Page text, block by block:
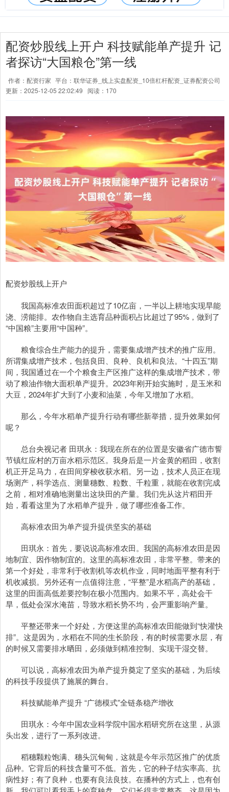
配资炒股线上开户 科技赋能单产提升 记
者探访“大国粮仓”第一线
作者：配资行家 平台：联华证券_线上实盘配资_10倍杠杆配资_证券配资公司
更新：2025-12-05 22:02:49
阅读：170
配资炒股线上开户
我国高标准农田面积超过了10亿亩，一半以上耕地实现旱能
浇、涝能排。农作物自主选育品种面积占比超过了95%，做到了
“中国粮”主要用“中国种”。
粮食综合生产能力的提升，需要集成增产技术的推广应用。
所谓集成增产技术，包括良田、良种、良机和良法。“十四五”期
间，我国通过在一个个粮食主产区推广这样的集成增产技术，带
动了粮油作物大面积单产提升。2023年刚开始实施时，是玉米和
大豆，2024年扩大到了小麦和油菜，今年又增加了水稻。
那么，今年水稻单产提升行动有哪些新举措，提升效果如何
呢？
总台央视记者 田琪永：我现在所在的位置是安徽省广德市誓
节镇红应村的万亩水稻示范区。我身后是一片金黄的稻田，收割
机正开足马力，在田间穿梭收获水稻。另一边，技术人员正在现
场测产，科学选点、测量穗数、粒数、千粒重，就能在收割完成
之前，相对准确地测量出这块田的产量。我们先从这片稻田开
始，看看这里为了水稻单产提升，做了哪些准备工作。
高标准农田为单产提升提供坚实的基础
田琪永：首先，要说说高标准农田。我国的高标准农田是因
地制宜、因作物制宜的。这里的高标准农田，非常平整。带来的
第一个好处，非常利于收割机等农机作业，同时地面平整有利于
机收减损。另外还有一点值得注意，“平整”是水稻高产的基础，
这里的田面高低差要控制在极小范围内。如果不平，高处会干
旱，低处会深水淹苗，导致水稻长势不均，会严重影响产量。
平整还带来一个好处，方便这里的高标准农田能做到“快灌快
排”。这是因为，水稻在不同的生长阶段，有的时候需要水层，有
的时候又需要排水晒田，必须做到精准控制、实现干湿交替。
可以说，高标准农田为单产提升奠定了坚实的基础，为后续
的科技手段提供了施展的舞台。
科技赋能单产提升 “广德模式”全链条稳产增收
田琪永：今年中国农业科学院中国水稻研究所在这里，从源
头出发，进行了一系列改进。
稻穗颗粒饱满、穗头沉甸甸，这就是今年示范区推广的优质
品种。它背后的科技含量可不低。首先，它的种子结实率高、抗
病性好；有了良种，也要有良法良技。在播种的方式上，也有创